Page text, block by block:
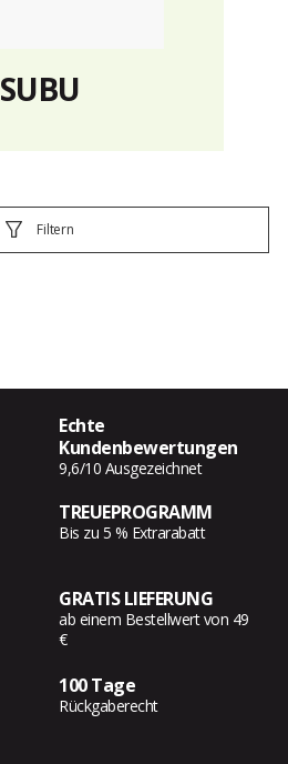
SUBU
Filtern
Echte
Kundenbewertungen
9,6/10 Ausgezeichnet
TREUEPROGRAMM
Bis zu 5 % Extrarabatt
GRATIS LIEFERUNG
ab einem Bestellwert von 49
€
100 Tage
Rückgaberecht